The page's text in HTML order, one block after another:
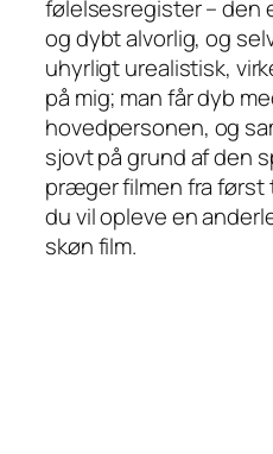
følelsesregister – den
og dybt alvorlig, og
uhyrligt urealistisk,
på mig; man får dyb
hovedpersonen, og
sjovt på grund af den
præger filmen fra først
du vil opleve en
skøn film.